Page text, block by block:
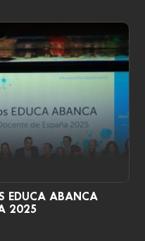
EDUCA ABANCA
2025